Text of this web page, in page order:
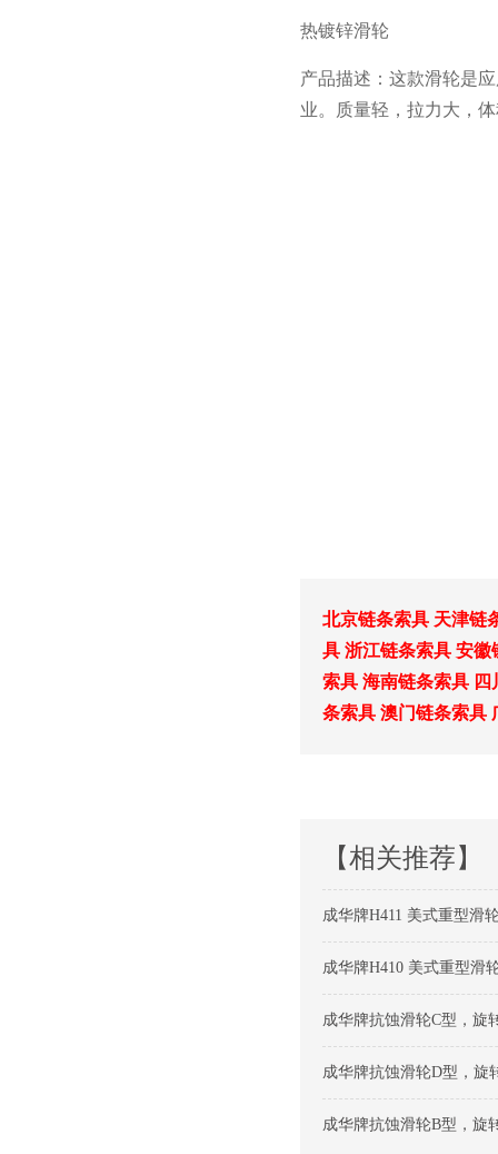
热镀锌滑轮
产品描述：这款滑轮是
业。质量轻，拉力大，
北京链条索具 天津链
具 浙江链条索具 安徽
索具 海南链条索具 四
条索具 澳门链条索具
【相关推荐】
成华牌H411 美式重型滑
成华牌H410 美式重型滑
成华牌抗蚀滑轮C型，旋
成华牌抗蚀滑轮D型，旋
成华牌抗蚀滑轮B型，旋